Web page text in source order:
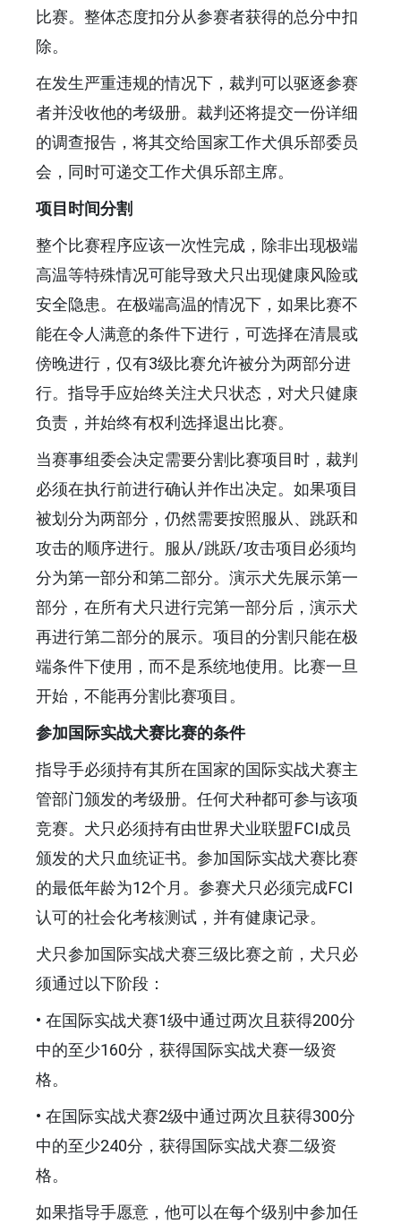
比赛。整体态度扣分从参赛者获得的总分中扣
除。
在发生严重违规的情况下，裁判可以驱逐参赛
者并没收他的考级册。裁判还将提交一份详细
的调查报告，将其交给国家工作犬俱乐部委员
会，同时可递交工作犬俱乐部主席。
项目时间分割
整个比赛程序应该一次性完成，除非出现极端
高温等特殊情况可能导致犬只出现健康风险或
安全隐患。在极端高温的情况下，如果比赛不
能在令人满意的条件下进行，可选择在清晨或
傍晚进行，仅有3级比赛允许被分为两部分进
行。指导手应始终关注犬只状态，对犬只健康
负责，并始终有权利选择退出比赛。
当赛事组委会决定需要分割比赛项目时，裁判
必须在执行前进行确认并作出决定。如果项目
被划分为两部分，仍然需要按照服从、跳跃和
攻击的顺序进行。服从/跳跃/攻击项目必须均
分为第一部分和第二部分。演示犬先展示第一
部分，在所有犬只进行完第一部分后，演示犬
再进行第二部分的展示。项目的分割只能在极
端条件下使用，而不是系统地使用。比赛一旦
开始，不能再分割比赛项目。
参加国际实战犬赛比赛的条件
指导手必须持有其所在国家的国际实战犬赛主
管部门颁发的考级册。任何犬种都可参与该项
竞赛。犬只必须持有由世界犬业联盟FCI成员
颁发的犬只血统证书。参加国际实战犬赛比赛
的最低年龄为12个月。参赛犬只必须完成FCI
认可的社会化考核测试，并有健康记录。
犬只参加国际实战犬赛三级比赛之前，犬只必
须通过以下阶段：
• 在国际实战犬赛1级中通过两次且获得200分
中的至少160分，获得国际实战犬赛一级资
格。
• 在国际实战犬赛2级中通过两次且获得300分
中的至少240分，获得国际实战犬赛二级资
格。
如果指导手愿意，他可以在每个级别中参加任